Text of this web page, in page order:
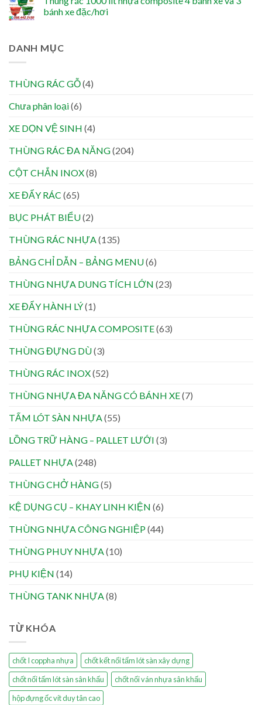
bánh xe đặc/hơi
DANH MỤC
THÙNG RÁC GỖ(4)
Chưa phân loại(6)
XE DỌN VỆ SINH (4)
THÙNG RÁC ĐA NĂNG(204)
CỘT CHẮN INOX(8)
XE ĐẨY RÁC (65)
BỤC PHÁT BIỂU(2)
THÙNG RÁC NHỰA (135)
BẢNG CHỈ DẪN – BẢNG MENU(6)
THÙNG NHỰA DUNG TÍCH LỚN (23)
XE ĐẨY HÀNH LÝ(1)
THÙNG RÁC NHỰA COMPOSITE(63)
THÙNG ĐỰNG DÙ(3)
THÙNG RÁC INOX(52)
THÙNG NHỰA ĐA NĂNG CÓ BÁNH XE(7)
TẤM LÓT SÀN NHỰA (55)
LỒNG TRỮ HÀNG – PALLET LƯỚI (3)
PALLET NHỰA (248)
THÙNG CHỞ HÀNG(5)
KỆ DỤNG CỤ – KHAY LINH KIỆN (6)
THÙNG NHỰA CÔNG NGHIỆP(44)
THÙNG PHUY NHỰA (10)
PHỤ KIỆN (14)
THÙNG TANK NHỰA (8)
TỪ KHÓA
chốt I coppha nhựa
chốt kết nối tấm lót sàn xây dựng
chốt nối tấm lót sàn sân khấu
chốt nối ván nhựa sân khấu
hộp đựng ốc vít duy tân cao